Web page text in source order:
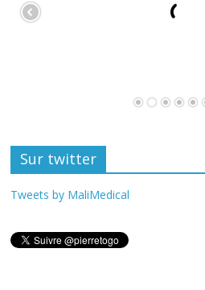
Sur twitter
Tweets by MaliMedical